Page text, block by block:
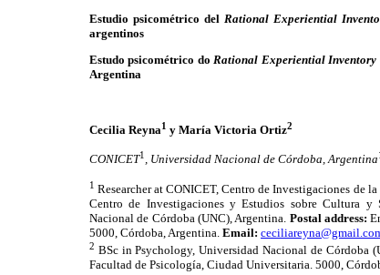
Estudio psicométrico del Rational Experiential
argentinos
Estudo psicométrico do Rational Experiential Inventory
Argentina
Cecilia Reyna1 y María Victoria Ortiz2
CONICET1 , Universidad Nacional de Córdoba, Argentina
1 Researcher at CONICET, Centro de Investigaciones de
Centro de Investigaciones y Estudios sobre Cultura y
Nacional de Córdoba (UNC), Argentina. Postal address:
5000, Córdoba, Argentina. Email:
2 BSc in Psychology, Universidad Nacional de Córdoba
Facultad de Psicología, Ciudad Universitaria. 5000,